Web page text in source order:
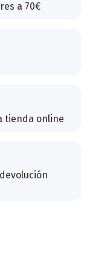
a 70€
tienda online